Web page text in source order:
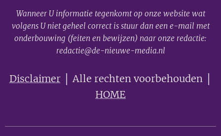
Wanneer U informatie tegenkomt op onze website wat
volgens U niet geheel correct is stuur dan een e-mail met
onderbouwing (feiten en bewijzen) naar onze redactie:
redactie@de-nieuwe-media.nl
Disclaimer│ Alle rechten voorbehouden │
HOME